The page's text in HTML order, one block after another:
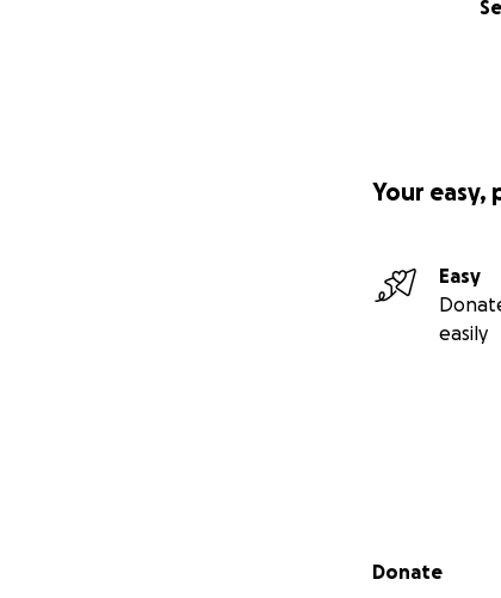
Your
Easy
easily
Secondary menu
Donate